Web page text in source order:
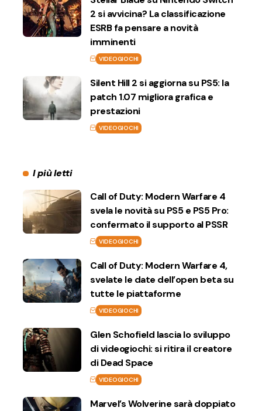
2 si avvicina? La classificazione
ESRB fa pensare a novità
imminenti
VIDEOGIOCHI
Silent Hill 2 si aggiorna su PS5: la
patch 1.07 migliora grafica e
prestazioni
VIDEOGIOCHI
I più letti
Call of Duty: Modern Warfare 4
svela le novità su PS5 e PS5 Pro:
confermato il supporto al PSSR
VIDEOGIOCHI
Call of Duty: Modern Warfare 4,
svelate le date dell’open beta su
tutte le piattaforme
VIDEOGIOCHI
Glen Schofield lascia lo sviluppo
di videogiochi: si ritira il creatore
di Dead Space
VIDEOGIOCHI
Marvel’s Wolverine sarà doppiato